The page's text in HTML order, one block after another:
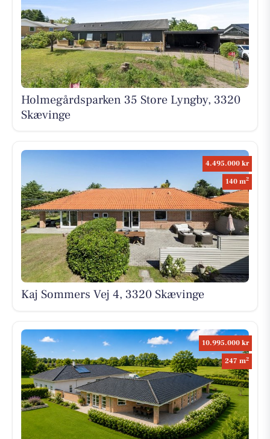
Holmegårdsparken 35 Store Lyngby, 3320
Skævinge
4.495.000 kr
140 m2
Kaj Sommers Vej 4, 3320 Skævinge
10.995.000 kr
247 m2